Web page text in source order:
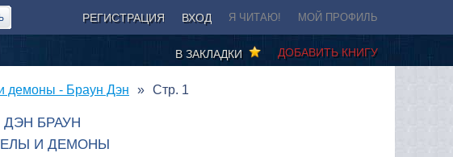
РЕГИСТРАЦИЯ ВХОД Я ЧИТАЮ! МОЙ ПРОФИЛЬ
ДОБАВИТЬ КНИГУ
В ЗАКЛАДКИ
демоны - Браун Дэн Стр. 1
ДЭН БРАУН
И ДЕМОНЫ